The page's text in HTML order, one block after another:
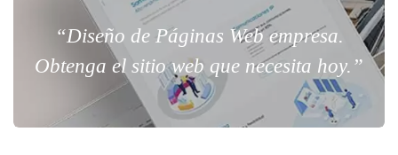
“Diseño de Páginas Web empresa.
Obtenga el sitio web que necesita hoy.”